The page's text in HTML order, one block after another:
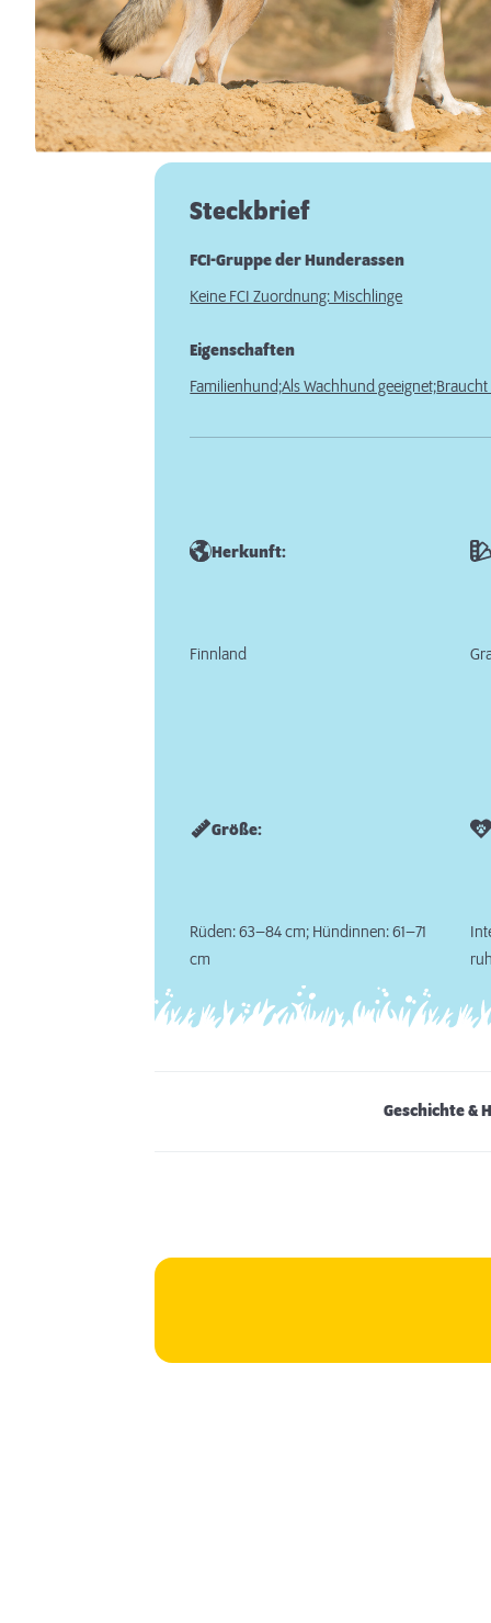
Steckbrief
FCI-Gruppe der Hunderassen
Keine FCI Zuordnung: Mischlinge
Eigenschaften
Familienhund;Als Wachhund geeignet;
Herkunft:
Finnland
Größe:
Rüden: 63–84 cm; Hündinnen: 61–71
cm
Geschichte &